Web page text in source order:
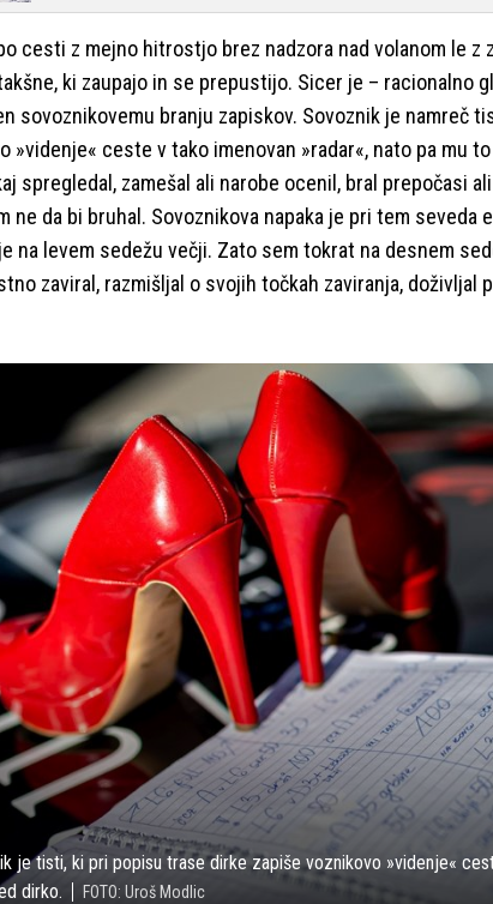
cesti z mejno hitrostjo brez nadzora nad volanom le
ki zaupajo in se prepustijo. Sicer je – racionalno
sovoznikovemu branju zapiskov. Sovoznik je namreč
»videnje« ceste v tako imenovan »radar«, nato pa mu
spregledal, zamešal ali narobe ocenil, bral prepočasi
ne da bi bruhal. Sovoznikova napaka je pri tem seveda
na levem sedežu večji. Zato sem tokrat na desnem
zaviral, razmišljal o svojih točkah zaviranja, doživljal
je tisti, ki pri popisu trase dirke zapiše voznikovo »videnje«
dirko.
FOTO: Uroš Modlic